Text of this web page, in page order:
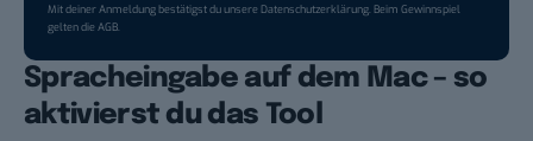
Mit deiner Anmeldung bestätigst du unsereDatenschutzerklärung. Beim Gewinnspiel
gelten dieAGB.
Spracheingabe auf dem Mac – so
aktivierst du das Tool